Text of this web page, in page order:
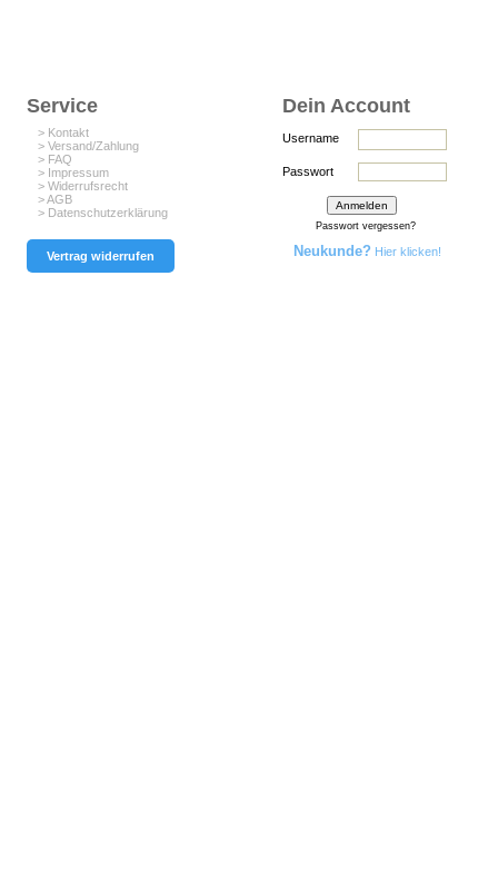
Service
> Kontakt
> Versand/Zahlung
> FAQ
> Impressum
> Widerrufsrecht
> AGB
> Datenschutzerklärung
Vertrag widerrufen
Dein Account
Username
Passwort
Passwort vergessen?
Neukunde? Hier klicken!